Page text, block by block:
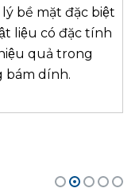
bề mặt đặc biệt
liệu có đặc tính
quả trong
bám dính.